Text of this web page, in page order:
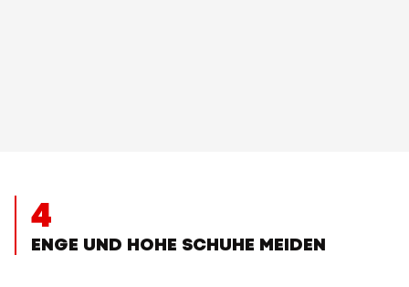
4
ENGE UND HOHE SCHUHE MEIDEN